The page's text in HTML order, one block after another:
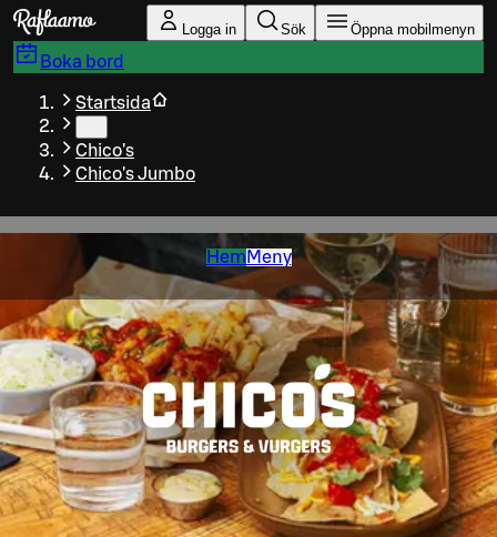
Gå till huvudinnehållet
Logga in Sök Öppna mobilmenyn
Boka bord
Startsida
Chico's
Chico's Jumbo
Hem Meny